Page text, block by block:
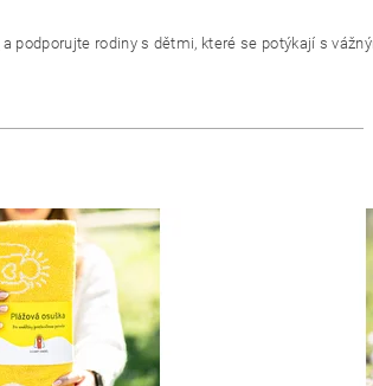
a podporujte rodiny s dětmi, které se potýkají s